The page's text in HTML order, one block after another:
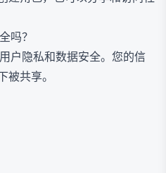
吗？
户隐私和数据安全。您的信
共享。